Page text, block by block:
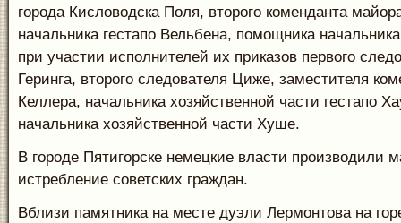
города Кисловодска Поля, второго коменданта
начальника гестапо Вельбена, помощника
при участии исполнителей их приказов первого
Геринга, второго следователя Циже, заместителя
Келлера, начальника хозяйственной части гестапо
начальника хозяйственной части Хуше.
В городе Пятигорске немецкие власти производили
истребление советских граждан.
Вблизи памятника на месте дуэли Лермонтова на